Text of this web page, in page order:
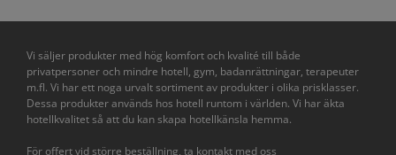
Vi säljer produkter med hög komfort och kvalité till både
privatpersoner och mindre hotell, gym, badanrättningar, terapeuter
m.fl. Vi har ett noga urvalt sortiment av produkter i olika prisklasser.
Dessa produkter används hos hotell runtom i världen. Vi har äkta
hotellkvalitet så att du kan skapa hotellkänsla hemma.
För offert vid större beställning, ta kontakt med oss